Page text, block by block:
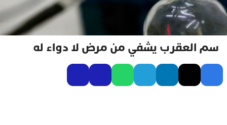
سم العقرب يشفي من مرض لا دواء له